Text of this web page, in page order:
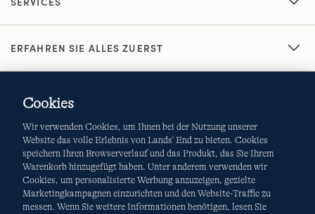
ERFAHREN SIE ALLES ZUERST
AGB Datenschutz & Sicherheit
Cookies-Ich möchte auswählen Site Map
Cookies
Wir verwenden Cookies, um Ihnen bei der Nutzung unserer
Website das volle Erlebnis von Lands' End zu bieten. Cookies
speichern Ihren Browserverlauf und das Produkt, das Sie Ihrem
Warenkorb hinzugefügt haben. Unter anderem verwenden wir
Cookies, um personalisierte Werbung anzuzeigen, gezielte
Marketingkampagnen einzurichten und den Website-Traffic zu
messen. Wenn Sie weitere Informationen benötigen, lesen Sie